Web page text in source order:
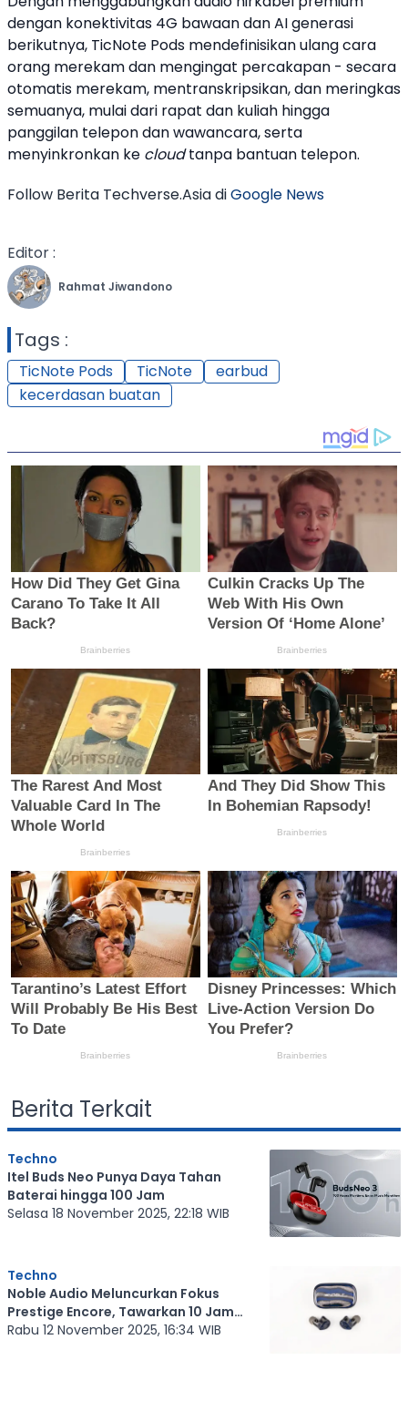
dengan konektivitas 4G bawaan dan AI generasi
berikutnya, TicNote Pods mendefinisikan ulang cara
orang merekam dan mengingat percakapan - secara
otomatis merekam, mentranskripsikan, dan meringkas
semuanya, mulai dari rapat dan kuliah hingga
panggilan telepon dan wawancara, serta
menyinkronkan ke cloudtanpa bantuan telepon.
Follow Berita Techverse.Asia diGoogle News
Editor :
Rahmat Jiwandono
Tags :
TicNote Pods TicNote
earbud
kecerdasan buatan
Berita Terkait
Techno
Itel Buds Neo Punya Daya Tahan
Baterai hingga 100 Jam
Selasa 18 November 2025, 22:18 WIB
Techno
Noble Audio Meluncurkan Fokus
Prestige Encore, Tawarkan 10 Jam
Pemutaran Audio
Rabu 12 November 2025, 16:34 WIB